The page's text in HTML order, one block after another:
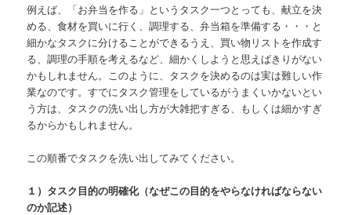
例えば、「お弁当を作る」というタスク一つとっても、献立を決
める、食材を買いに行く、調理する、弁当箱を準備する・・・と
細かなタスクに分けることができるうえ、買い物リストを作成す
る、調理の手順を考えるなど、細かくしようと思えばきりがない
かもしれません。このように、タスクを決めるのは実は難しい作
業なのです。すでにタスク管理をしているがうまくいかないとい
う方は、タスクの洗い出し方が大雑把すぎる、もしくは細かすぎ
るからかもしれません。
この順番でタスクを洗い出してみてください。
１）タスク目的の明確化（なぜこの目的をやらなければならない
のか記述）